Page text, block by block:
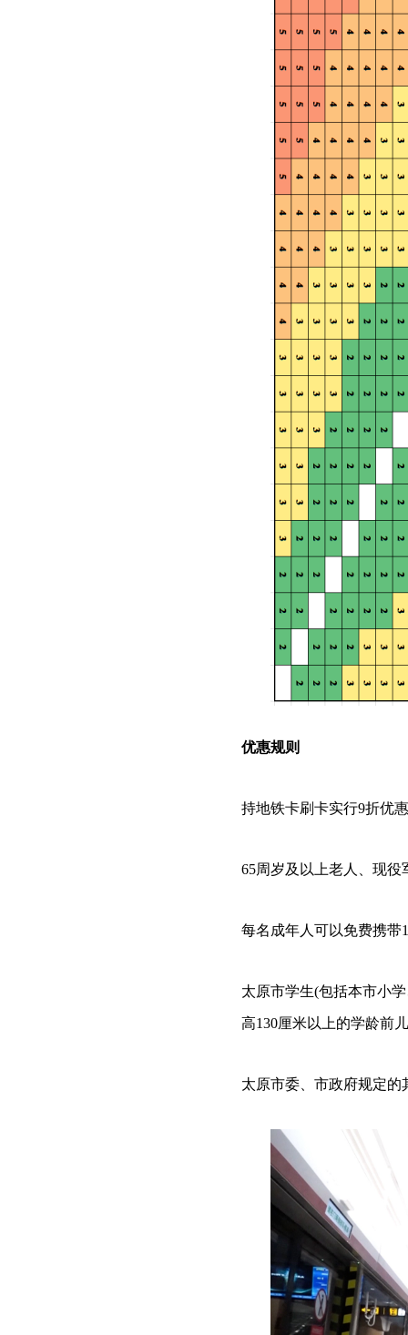
优惠规则
持地铁卡刷卡实行9折优
65周岁及以上老人、现
每名成年人可以免费携带
太原市学生(包括本市小
高130厘米以上的学龄前
太原市委、市政府规定的